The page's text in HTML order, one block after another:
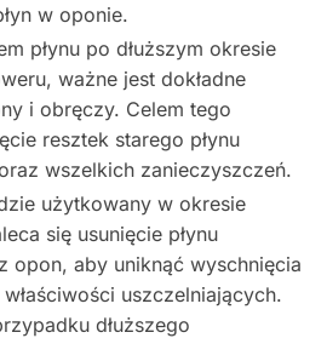
w oponie.
płynu po dłuższym okresie
ważne jest dokładne
i obręczy. Celem tego
resztek starego płynu
wszelkich zanieczyszczeń.
użytkowany w okresie
się usunięcie płynu
opon, aby uniknąć wyschnięcia
uszczelniających.
dłuższego